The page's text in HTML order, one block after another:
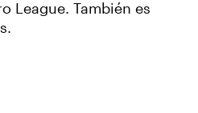
League. También es